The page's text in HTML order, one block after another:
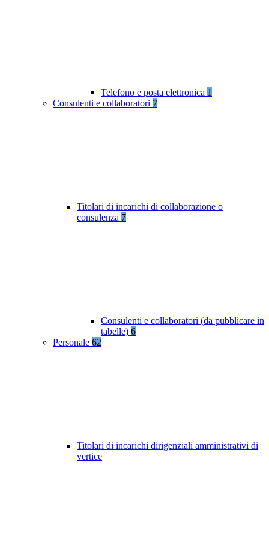
Telefono e posta elettronica 1
Consulenti e collaboratori 7
Titolari di incarichi di collaborazione o
consulenza 7
Consulenti e collaboratori (da pubblicare in
tabelle) 6
Personale 62
Titolari di incarichi dirigenziali amministrativi di
vertice